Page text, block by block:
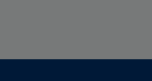
Secondary